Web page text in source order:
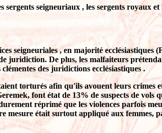
sergents seigneuriaux , les sergents royaux
seigneuriales , en majorité
juridiction. De plus, les malfaiteurs
des juridictions ecclésiastiques .
torturés afin qu'ils avouent leurs crimes
font état de 13% de suspects de vols
réprimé que les violences parfois
mesure était surtout appliqué aux femmes,